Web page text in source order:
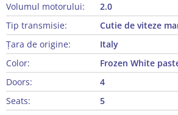
Volumul motorului:
2.0
Tip transmisie:
Cutie de viteze
Țara de origine:
Italy
Color:
Frozen White
Doors:
4
Seats:
5